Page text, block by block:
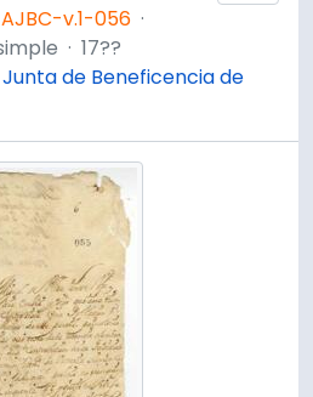
AJBC-v.1-056 ·
· 17??
de Beneficencia de